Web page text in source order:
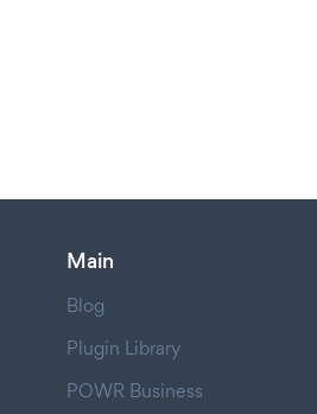
Main
Blog
Plugin Library
POWR Business